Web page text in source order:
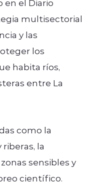
el Diario
multisectorial
y las
los
habita ríos,
entre La
como la
la
sensibles y
científico.